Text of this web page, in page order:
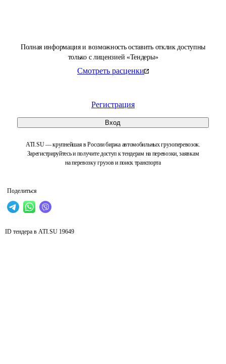
Полная информация и возможность оставить отклик доступны
только с лицензией «Тендеры»
Смотреть расценки
Регистрация
Вход
ATI.SU — крупнейшая в России биржа автомобильных грузоперевозок.
Зарегистрируйтесь и получите доступ к тендерам на перевозки, заявкам
на перевозку грузов и поиск транспорта
Поделиться
ID тендера в ATI.SU 19649